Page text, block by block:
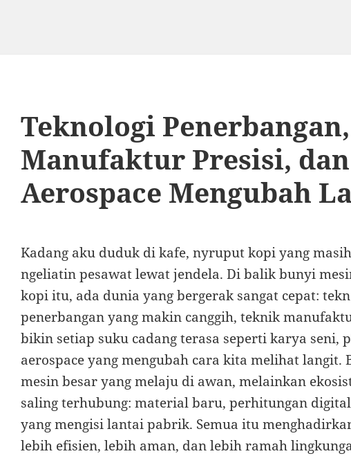
Teknologi Penerbangan,
Manufaktur Presisi,
Aerospace Mengubah
Kadang aku duduk di kafe, nyruput kopi yang
ngeliatin pesawat lewat jendela. Di balik bunyi
kopi itu, ada dunia yang bergerak sangat cepat:
penerbangan yang makin canggih, teknik
bikin setiap suku cadang terasa seperti karya seni,
aerospace yang mengubah cara kita melihat langit.
mesin besar yang melaju di awan, melainkan
saling terhubung: material baru, perhitungan
yang mengisi lantai pabrik. Semua itu
lebih efisien, lebih aman, dan lebih ramah